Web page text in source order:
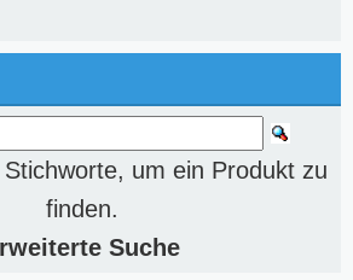
um ein Produkt zu
finden.
Suche